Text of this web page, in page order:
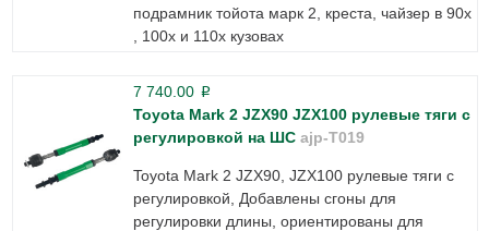
подрамник тойота марк 2, креста, чайзер в 90х
, 100х и 110х кузовах
7 740.00 p
Toyota Mark 2 JZX90 JZX100 рулевые тяги c
регулировкой на ШС ajp-T019
Toyota Mark 2 JZX90, JZX100 рулевые тяги c
регулировкой, Добавлены сгоны для
регулировки длины, ориентированы для